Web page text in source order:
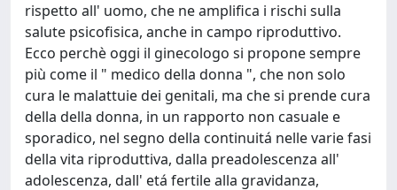
rispetto all' uomo, che ne amplifica i rischi sulla
salute psicofisica, anche in campo riproduttivo.
Ecco perchè oggi il ginecologo si propone sempre
più come il " medico della donna ", che non solo
cura le malattuie dei genitali, ma che si prende cura
della della donna, in un rapporto non casuale e
sporadico, nel segno della continuitá nelle varie fasi
della vita riproduttiva, dalla preadolescenza all'
adolescenza, dall' etá fertile alla gravidanza,